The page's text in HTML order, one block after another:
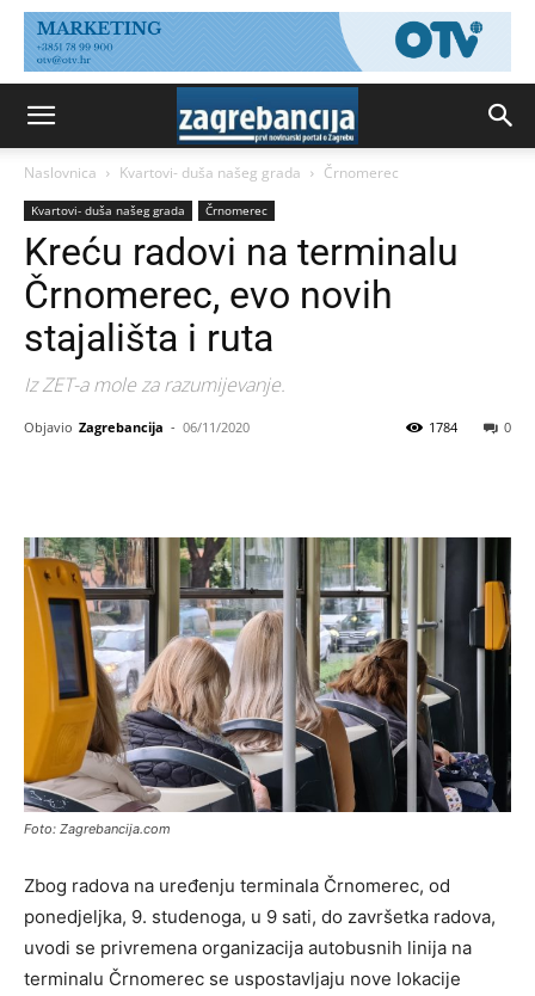
Naslovnica Kvartovi- duša našeg grada Črnomerec
Kvartovi- duša našeg grada Črnomerec
Kreću radovi na terminalu
Črnomerec, evo novih
stajališta i ruta
Iz ZET-a mole za razumijevanje.
Objavio Zagrebancija - 06/11/2020 0
1784
Foto: Zagrebancija.com
Zbog radova na uređenju terminala Črnomerec, od
ponedjeljka, 9. studenoga, u 9 sati, do završetka radova,
uvodi se privremena organizacija autobusnih linija na
terminalu Črnomerec se uspostavljaju nove lokacije